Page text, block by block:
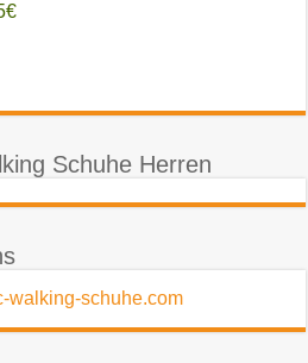
Leichte Joggingsch...
Schuhe Herren